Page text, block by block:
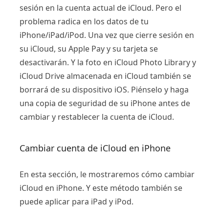
sesión en la cuenta actual de iCloud. Pero el
problema radica en los datos de tu
iPhone/iPad/iPod. Una vez que cierre sesión en
su iCloud, su Apple Pay y su tarjeta se
desactivarán. Y la foto en iCloud Photo Library y
iCloud Drive almacenada en iCloud también se
borrará de su dispositivo iOS. Piénselo y haga
una copia de seguridad de su iPhone antes de
cambiar y restablecer la cuenta de iCloud.
Cambiar cuenta de iCloud en iPhone
En esta sección, le mostraremos cómo cambiar
iCloud en iPhone. Y este método también se
puede aplicar para iPad y iPod.